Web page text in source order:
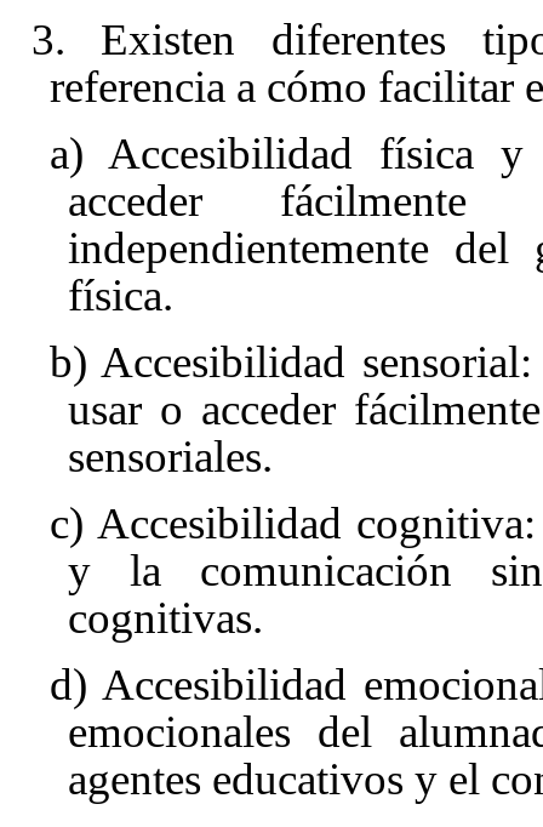
3. Existen diferentes
referencia a cómo facilitar
a) Accesibilidad física
acceder
independientemente
física.
b) Accesibilidad
usar o acceder
sensoriales.
c) Accesibilidad
y la comunicación
cognitivas.
d) Accesibilidad
emocionales del
agentes educativos y el